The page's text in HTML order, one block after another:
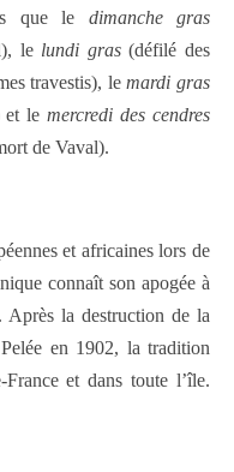
que le dimanche gras
le lundi gras(défilé des
travestis), lemardi gras
et lemercredi des cendres
de Vaval).
et africaines lors de
connaît son apogée à
la destruction de la
en 1902, la tradition
et dans toute l’île.